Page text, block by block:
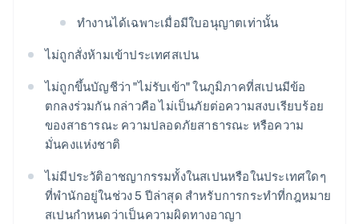
ทำงานได้เฉพาะเมื่อมีใบอนุญาตเท่านั้น
ไม่ถูกสั่งห้ามเข้าประเทศสเปน
ไม่ถูกขึ้นบัญชีว่า "ไม่รับเข้า" ในภูมิภาคที่สเปนมีข้อ
ตกลงร่วมกัน กล่าวคือ ไม่เป็นภัยต่อความสงบเรียบร้อย
ของสาธารณะ ความปลอดภัยสาธารณะ หรือความ
มั่นคงแห่งชาติ
ไม่มีประวัติอาชญากรรมทั้งในสเปนหรือในประเทศใดๆ
ที่พำนักอยู่ในช่วง 5 ปีล่าสุด สำหรับการกระทำที่กฎหมาย
สเปนกำหนดว่าเป็นความผิดทางอาญา